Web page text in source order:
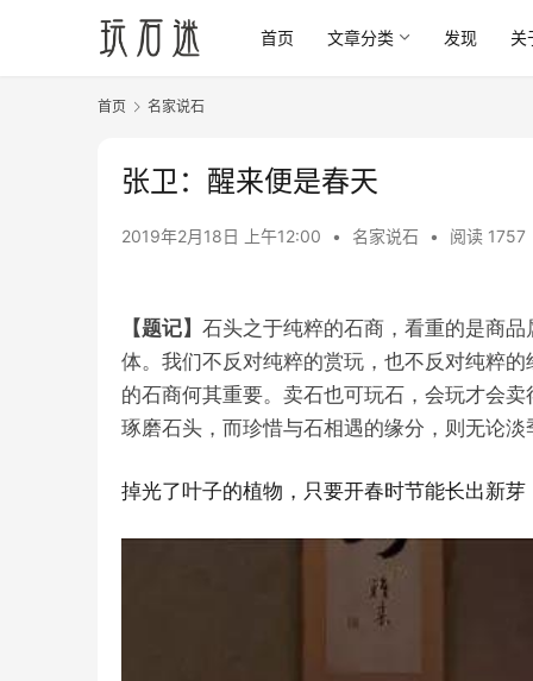
首页 文章分类 发现 关
首页 名家说石
张卫：醒来便是春天
2019年2月18日 上午12:00 • 名家说石 • 阅读 1757
【题记】 石头之于纯粹的石商，看重的是商
体。我们不反对纯粹的赏玩，也不反对纯粹
的石商何其重要。卖石也可玩石，会玩才会
琢磨石头，而珍惜与石相遇的缘分，则无论
掉光了叶子的植物，只要开春时节能长出新